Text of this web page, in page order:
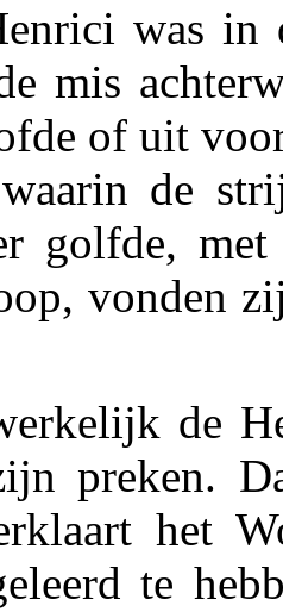
was
mis
of uit
de
golfde,
vonden
de
preken.
het
te